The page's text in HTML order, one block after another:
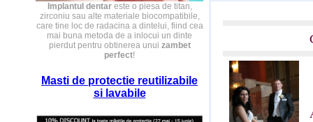
Implantul dentareste o piesa de titan,
zirconiu sau alte materiale biocompatibile,
care tine loc de radacina a dintelui, fiind cea
mai buna metoda de a inlocui un dinte
pierdut pentru obtinerea unui zambet
perfect!
Masti de protectie reutilizabile
si lavabile